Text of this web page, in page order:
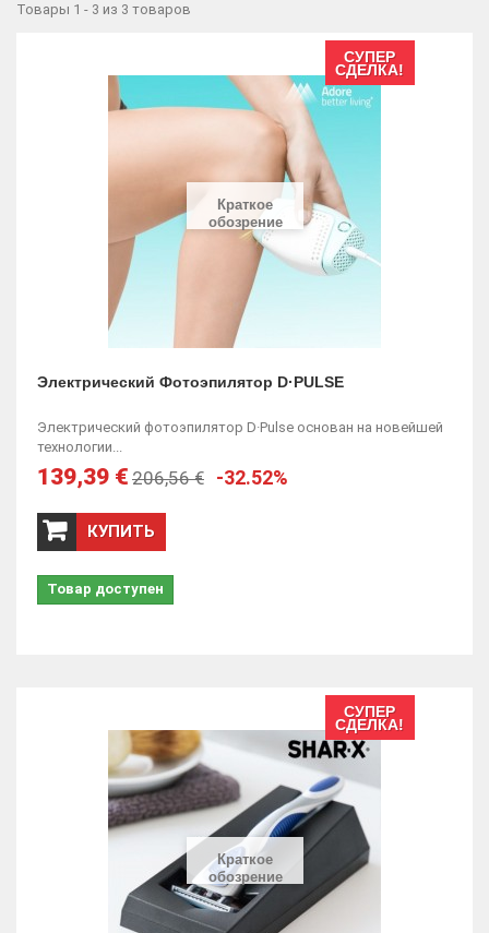
Товары 1 - 3 из 3 товаров
Краткое
обозрение
СУПЕР
СДЕЛКА!
Электрический Фотоэпилятор D·PULSE
Электрический фотоэпилятор D·Pulse основан на новейшей
технологии...
139,39 € 206,56 € -32.52%
КУПИТЬ
Товар доступен
Краткое
обозрение
СУПЕР
СДЕЛКА!